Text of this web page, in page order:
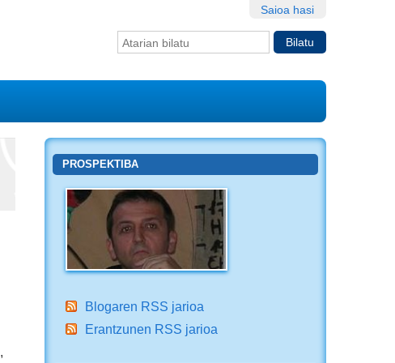
Saioa hasi
Bilatu atarian
PROSPEKTIBA
Blogaren RSS jarioa
Erantzunen RSS jarioa